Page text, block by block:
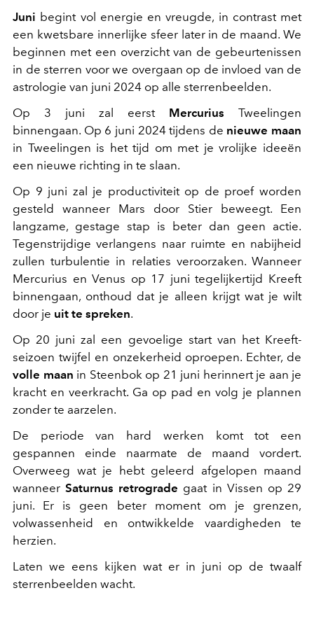
Juni begint vol energie en vreugde, in contrast met
een kwetsbare innerlijke sfeer later in de maand. We
beginnen met een overzicht van de gebeurtenissen
in de sterren voor we overgaan op de invloed van de
astrologie van juni 2024 op alle sterrenbeelden.
Op 3 juni zal eerst Mercurius Tweelingen
binnengaan. Op 6 juni 2024 tijdens de nieuwe maan
in Tweelingen is het tijd om met je vrolijke ideeën
een nieuwe richting in te slaan.
Op 9 juni zal je productiviteit op de proef worden
gesteld wanneer Mars door Stier beweegt. Een
langzame, gestage stap is beter dan geen actie.
Tegenstrijdige verlangens naar ruimte en nabijheid
zullen turbulentie in relaties veroorzaken. Wanneer
Mercurius en Venus op 17 juni tegelijkertijd Kreeft
binnengaan, onthoud dat je alleen krijgt wat je wilt
door je uit te spreken.
Op 20 juni zal een gevoelige start van het Kreeft-
seizoen twijfel en onzekerheid oproepen. Echter, de
volle maan in Steenbok op 21 juni herinnert je aan je
kracht en veerkracht. Ga op pad en volg je plannen
zonder te aarzelen.
De periode van hard werken komt tot een
gespannen einde naarmate de maand vordert.
Overweeg wat je hebt geleerd afgelopen maand
wanneerSaturnus retrograde gaat in Vissen op 29
juni. Er is geen beter moment om je grenzen,
volwassenheid en ontwikkelde vaardigheden te
herzien.
Laten we eens kijken wat er in juni op de twaalf
sterrenbeelden wacht.